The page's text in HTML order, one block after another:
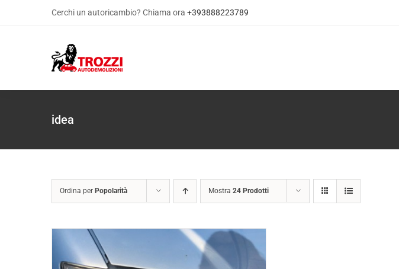
Cerchi un autoricambio? Chiama ora +393888223789
idea
Ordina per Popolarità Mostra 24 Prodotti